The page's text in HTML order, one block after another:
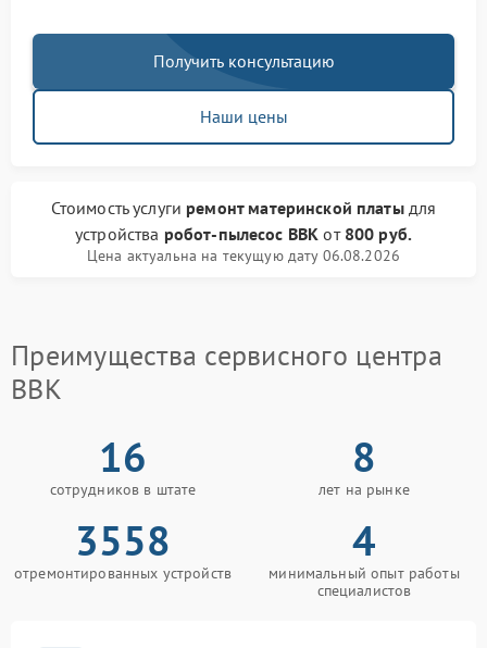
Получить консультацию
Наши цены
Стоимость услуги ремонт материнской платыдля
устройства робот-пылесос BBK от 800 руб.
Цена актуальна на текущую дату 06.08.2026
Преимущества сервисного центра
BBK
16
сотрудников в штате
8
лет на рынке
3558
отремонтированных устройств
4
минимальный опыт работы
специалистов